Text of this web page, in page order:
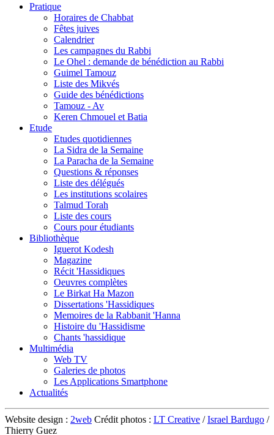
Pratique
Horaires de Chabbat
Fêtes juives
Calendrier
Les campagnes du Rabbi
Le Ohel : demande de bénédiction au Rabbi
Guimel Tamouz
Liste des Mikvés
Guide des bénédictions
Tamouz - Av
Keren Chmouel et Batia
Etude
Etudes quotidiennes
La Sidra de la Semaine
La Paracha de la Semaine
Questions & réponses
Liste des délégués
Les institutions scolaires
Talmud Torah
Liste des cours
Cours pour étudiants
Bibliothèque
Iguerot Kodesh
Magazine
Récit 'Hassidiques
Oeuvres complètes
Le Birkat Ha Mazon
Dissertations 'Hassidiques
Memoires de la Rabbanit 'Hanna
Histoire du 'Hassidisme
Chants 'hassidique
Multimédia
Web TV
Galeries de photos
Les Applications Smartphone
Actualités
Website design : 2web Crédit photos : LT Creative /Israel Bardugo /
Thierry Guez